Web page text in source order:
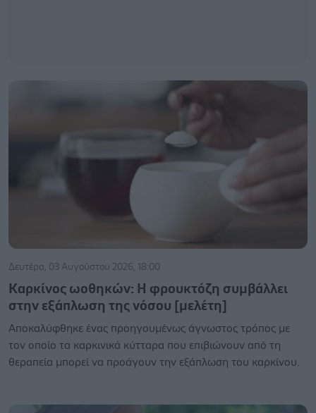
Δευτέρα, 03 Αυγούστου 2026, 18:00
Καρκίνος ωοθηκών: Η φρουκτόζη συμβάλλει
στην εξάπλωση της νόσου [μελέτη]
Αποκαλύφθηκε ένας προηγουμένως άγνωστος τρόπος με
τον οποίο τα καρκινικά κύτταρα που επιβιώνουν από τη
θεραπεία μπορεί να προάγουν την εξάπλωση του καρκίνου.